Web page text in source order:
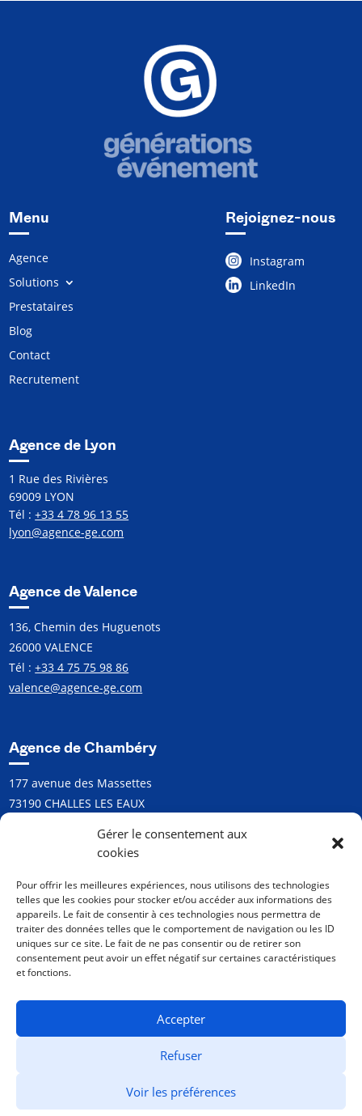
Gérer le consentement aux
cookies
Pour offrir les meilleures expériences, nous utilisons des technologies
telles que les cookies pour stocker et/ou accéder aux informations des
appareils. Le fait de consentir à ces technologies nous permettra de
traiter des données telles que le comportement de navigation ou les ID
uniques sur ce site. Le fait de ne pas consentir ou de retirer son
consentement peut avoir un effet négatif sur certaines caractéristiques
et fonctions.
Accepter
Refuser
Voir les préférences
Menu
Agence
Solutions
Prestataires
Blog
Contact
Recrutement
Rejoignez-nous
Instagram
LinkedIn
Agence de Lyon
1 Rue des Rivières
69009 LYON
Tél :+33 4 78 96 13 55
lyon@agence-ge.com
Agence de Valence
136, Chemin des Huguenots
26000 VALENCE
Tél :+33 4 75 75 98 86
valence@agence-ge.com
Agence de Chambéry
177 avenue des Massettes
73190 CHALLES LES EAUX
chambery@agence-ge.com
Actus, inspirations, nouveautés :
inscrivez-vous !
Événement© 2022